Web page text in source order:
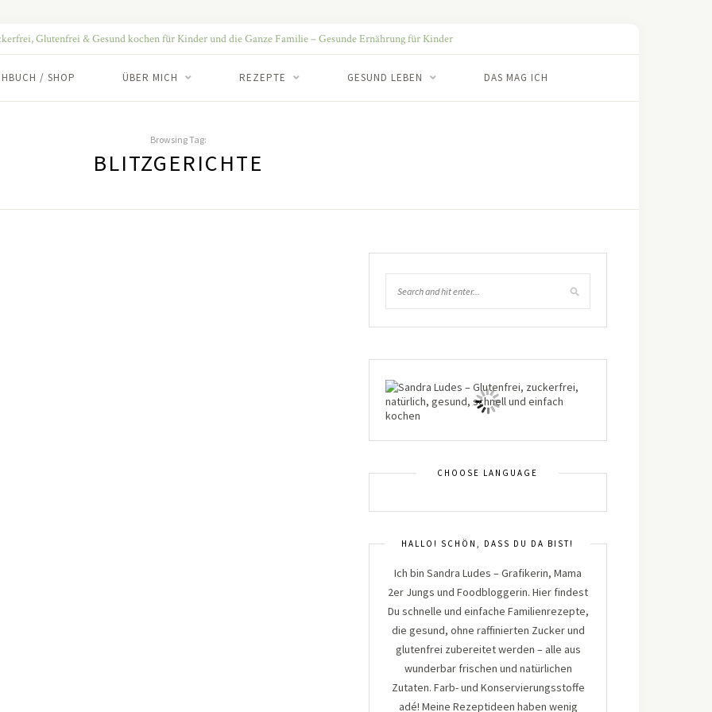
/ SHOP ÜBER MICH REZEPTE GESUND LEBEN DAS MAG ICH
Browsing Tag:
BLITZGERICHTE
CHOOSE LANGUAGE
HALLO! SCHÖN, DASS DU DA BIST!
Ich bin Sandra Ludes – Grafikerin, Mama
2er Jungs und Foodbloggerin. Hier findest
Du schnelle und einfache Familienrezepte,
die gesund, ohne raffinierten Zucker und
glutenfrei zubereitet werden – alle aus
wunderbar frischen und natürlichen
Zutaten. Farb- und Konservierungsstoffe
adé! Meine Rezeptideen haben wenig